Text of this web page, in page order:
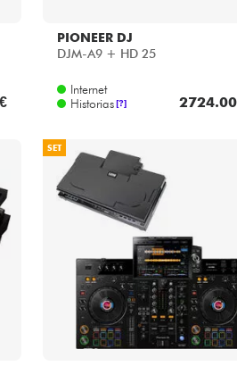
PIONEER DJ
DJM-A9 + HD 25
Internet
Historias[?]
SET